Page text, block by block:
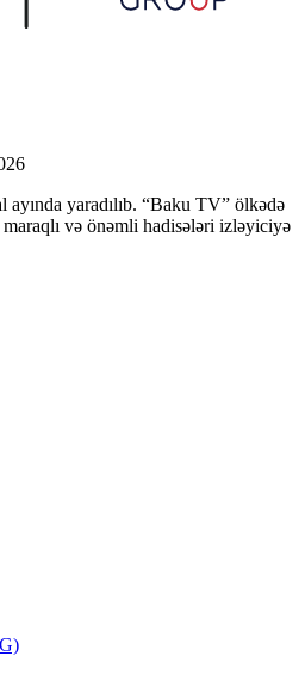
yaradılıb. “Baku TV” ölkədə
və önəmli hadisələri izləyiciyə